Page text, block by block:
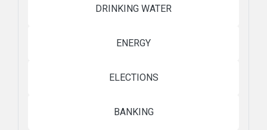
DRINKING WATER
ENERGY
ELECTIONS
BANKING